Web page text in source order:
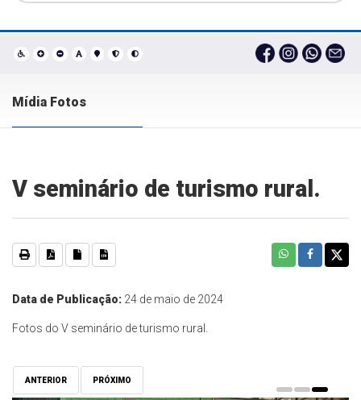
Mídia Fotos
V seminário de turismo rural.
Data de Publicação: 24 de maio de 2024
Fotos do V seminário de turismo rural.
ANTERIOR PRÓXIMO